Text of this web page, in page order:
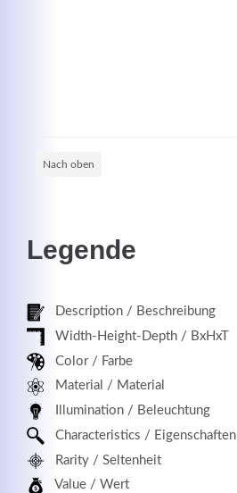
Nach oben
Legende
Description / Beschreibung
Width-Height-Depth / BxHxT
Color / Farbe
Material / Material
Illumination / Beleuchtung
Characteristics / Eigenschaften
Rarity / Seltenheit
Value / Wert